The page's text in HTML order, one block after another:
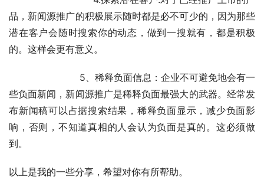
品，新闻源推广的积极展示随时都是必不可少的，因为那些
潜在客户会随时搜索你的动态，做到一搜就有，都是积极
的。这样会更有意义。
些负面新闻，新闻源推广是稀释负面最强大的武器。经常发
布新闻稿可以占据搜索结果，稀释负面显示，减少负面影
响，否则，不知道真相的人会认为负面是真的。这必须做
到。
以上是我的一些分享，希望对你有所帮助。